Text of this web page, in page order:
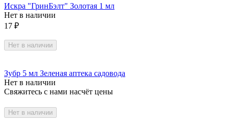
Искра "ГринБэлт" Золотая 1 мл
Нет в наличии
17 ₽
Нет в наличии
Зубр 5 мл Зеленая аптека садовода
Нет в наличии
Свяжитесь с нами насчёт цены
Нет в наличии